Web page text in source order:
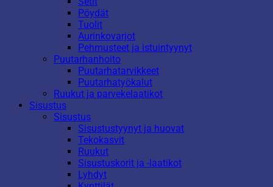
Pöydät
Tuolit
Aurinkovarjot
Pehmusteet ja istuintyynyt
Puutarhanhoito
Puutarhatarvikkeet
Puutarhatyökalut
Ruukut ja parvekelaatikot
Sisustus
Sisustus
Sisustustyynyt ja huovat
Tekokasvit
Ruukut
Sisustuskorit ja -laatikot
Lyhdyt